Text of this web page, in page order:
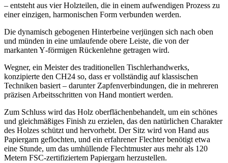
– entsteht aus vier Holzteilen, die in einem aufwendigen Prozess zu
einer einzigen, harmonischen Form verbunden werden.
Die dynamisch gebogenen Hinterbeine verjüngen sich nach oben
und münden in eine umlaufende obere Leiste, die von der
markanten Y‑förmigen Rückenlehne getragen wird.
Wegner, ein Meister des traditionellen Tischlerhandwerks,
konzipierte den CH24 so, dass er vollständig auf klassischen
Techniken basiert – darunter Zapfenverbindungen, die in mehreren
präzisen Arbeitsschritten von Hand montiert werden.
Zum Schluss wird das Holz oberflächenbehandelt, um ein schönes
und gleichmäßiges Finish zu erzielen, das den natürlichen Charakter
des Holzes schützt und hervorhebt. Der Sitz wird von Hand aus
Papiergarn geflochten, und ein erfahrener Flechter benötigt etwa
eine Stunde, um das umhüllende Flechtmuster aus mehr als 120
Metern FSC-zertifiziertem Papiergarn herzustellen.